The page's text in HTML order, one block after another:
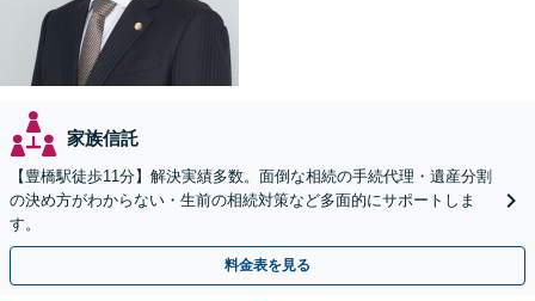
家族信託
【豊橋駅徒歩11分】解決実績多数。面倒な相続の手続代理・遺産分割
の決め方がわからない・生前の相続対策など多面的にサポートしま
す。
料金表を見る